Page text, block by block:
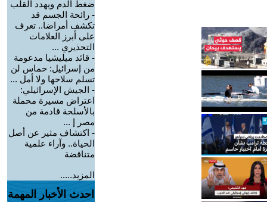
ضغط الدم ويهدد القلب
- رائحة الجسم قد
تكشف أمراضا.. تعرف
على أبرز العلامات
التحذيري ...
- قائد ميليشيا مدعومة
من إسرائيل: حماس لن
تسلم سلاحها ولا أمل ...
- الجيش الإسرائيلي:
اعتراض مسيرة محملة
بالأسلحة قادمة من
مصر إ ...
- اكتشاف مثير عن أصل
الحياة.. وآراء علمية
متناقضة
المزيد.....
احدث الأخبار المهمة